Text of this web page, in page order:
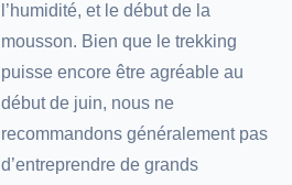
l’humidité, et le début de la
mousson. Bien que le trekking
puisse encore être agréable au
début de juin, nous ne
recommandons généralement pas
d’entreprendre de grands